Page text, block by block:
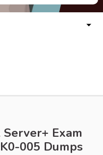
Exam
005 Dumps